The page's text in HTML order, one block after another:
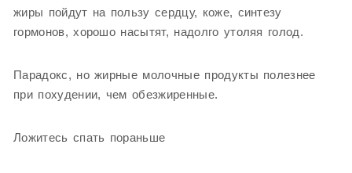
жиры пойдут на пользу сердцу, коже, синтезу
гормонов, хорошо насытят, надолго утоляя голод.
Парадокс, но жирные молочные продукты полезнее
при похудении, чем обезжиренные.
Ложитесь спать пораньше